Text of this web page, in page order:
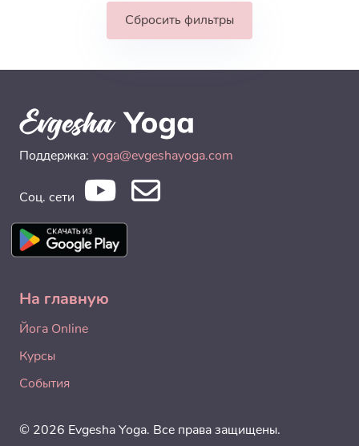
Сбросить фильтры
Поддержка: yoga@evgeshayoga.com
Соц. сети
На главную
Йога Online
Курсы
События
© 2026 Evgesha Yoga. Все права защищены.